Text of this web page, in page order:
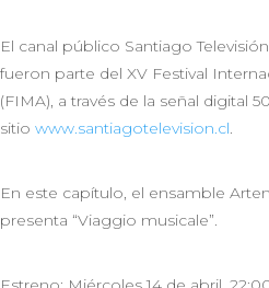
El canal público Santiago
fueron parte del XV Festival
(FIMA), a través de la señal digital
sitio www.santiagotelevision.cl.
En este capítulo, el ensamble
presenta “Viaggio musicale”.